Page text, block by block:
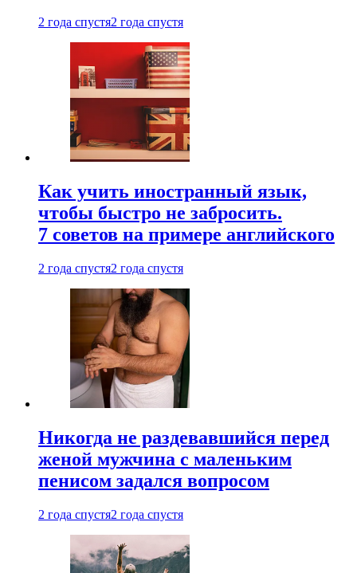
2 года спустя2 года спустя
Как учить иностранный язык,
чтобы быстро не забросить.
7 советов на примере английского
2 года спустя2 года спустя
Никогда не раздевавшийся перед
женой мужчина с маленьким
пенисом задался вопросом
2 года спустя2 года спустя